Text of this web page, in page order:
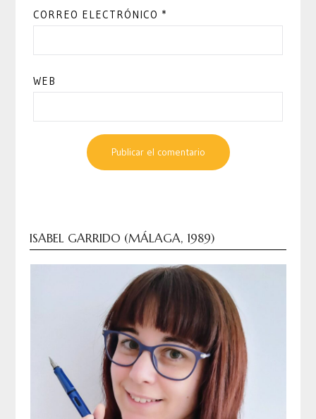
CORREO ELECTRÓNICO *
WEB
ISABEL GARRIDO (MÁLAGA, 1989)